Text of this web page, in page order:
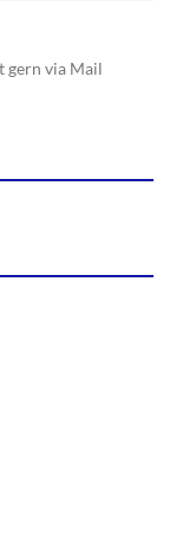
gern via Mail